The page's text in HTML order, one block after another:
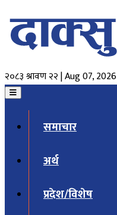
२०८३ श्रावण २२ | Aug 07, 2026
समाचार
अर्थ
प्रदेश/विशेष